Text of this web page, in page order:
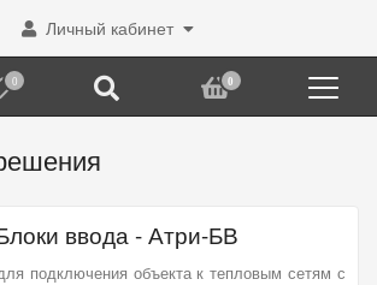
Личный кабинет
0 0
ввода - Атри-БВ
подключения объекта к тепловым сетям с